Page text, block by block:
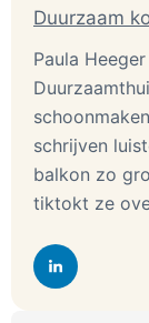
Duurzaam
Paula
schrijven
balkon zo
tiktokt ze